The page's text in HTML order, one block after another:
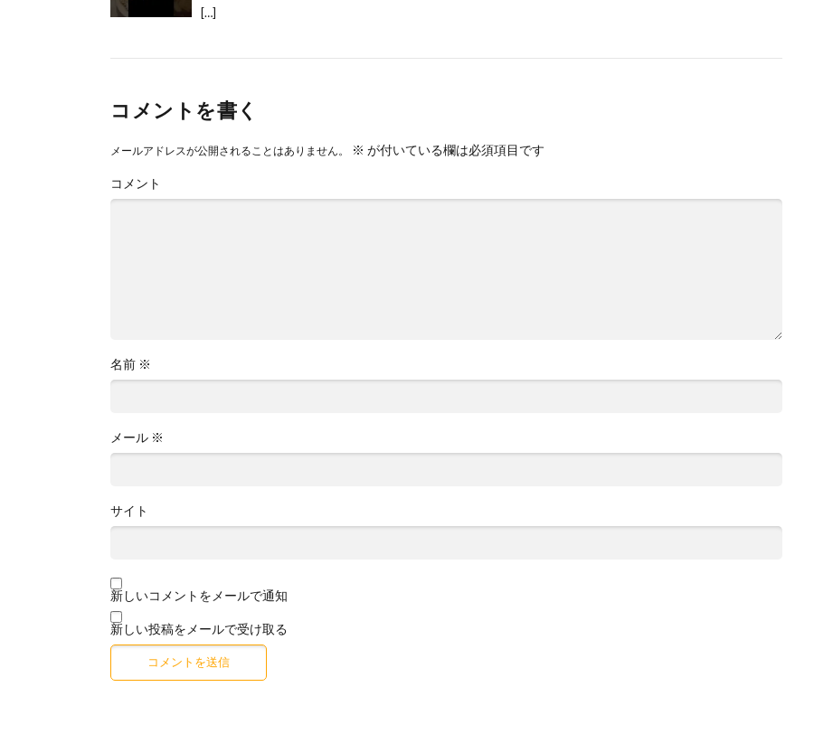
[…]
コメントを書く
メールアドレスが公開されることはありません。 ※ が付いている欄は必須項目です
コメント
名前 ※
メール ※
サイト
新しいコメントをメールで通知
新しい投稿をメールで受け取る